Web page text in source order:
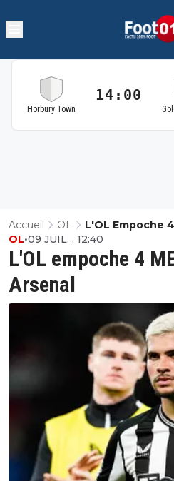
Horbury Town
14:00
Accueil OL L'OL Empoche
L'OL empoche 4
Arsenal
OL•09 JUIL. , 12:40